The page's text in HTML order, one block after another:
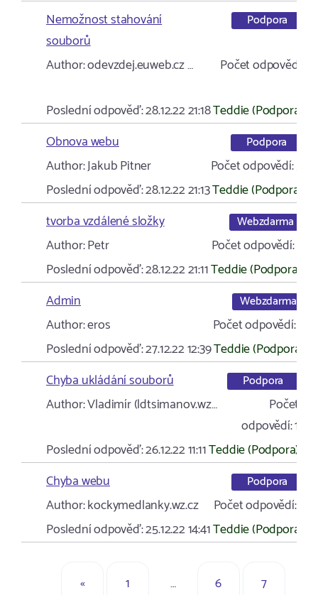
Nemožnost stahování
souborů
Podpora
Author:odevzdej.euweb.cz …
Počet odpovědí:
Poslední odpověď:28.12.22 21:18Teddie (Podpora)
Obnova webu
Podpora
Author:Jakub Pitner Počet odpovědí:5
Poslední odpověď:28.12.22 21:13Teddie (Podpora)
tvorba vzdálené složky
Webzdarma
Author:Petr Počet odpovědí:1
Poslední odpověď:28.12.22 21:11Teddie (Podpora)
Admin
Webzdarma
Author:eros Počet odpovědí:3
Poslední odpověď:27.12.22 12:39Teddie (Podpora)
Chyba ukládání souborů
Podpora
Author:Vladimír (ldtsimanov.wz…
Počet
odpovědí:1
Poslední odpověď:26.12.22 11:11Teddie (Podpora)
Chyba webu
Podpora
Author:kockymedlanky.wz.cz Počet odpovědí:1
Poslední odpověď:25.12.22 14:41Teddie (Podpora)
« 1 … 6 7